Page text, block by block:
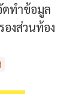
ดทำข้อมูล
งส่วนท้อง